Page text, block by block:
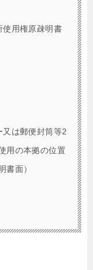
使用権原疎明書
は郵便封筒等2
用の本拠の位置
書面）